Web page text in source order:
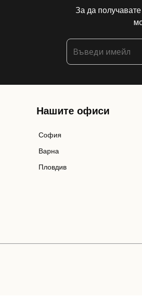
За да
Нашите офиси
София
Варна
Пловдив